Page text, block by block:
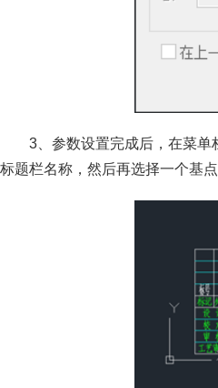
3、参数设置完成后，在菜
标题栏名称，然后再选择一个基